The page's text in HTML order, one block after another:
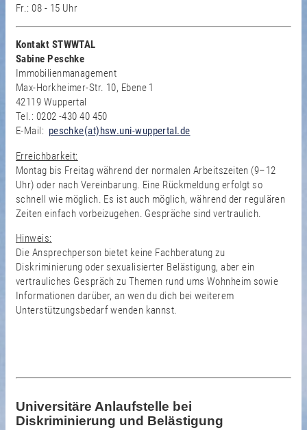
Fr.: 08 - 15 Uhr
Kontakt STWWTAL
Sabine Peschke
Immobilienmanagement
Max-Horkheimer-Str. 10, Ebene 1
42119 Wuppertal
Tel.: 0202 -430 40 450
E-Mail: peschke(at)hsw.uni-wuppertal.de
Erreichbarkeit:
Montag bis Freitag während der normalen Arbeitszeiten (9–12
Uhr) oder nach Vereinbarung. Eine Rückmeldung erfolgt so
schnell wie möglich. Es ist auch möglich, während der regulären
Zeiten einfach vorbeizugehen. Gespräche sind vertraulich.
Hinweis:
Die Ansprechperson bietet keine Fachberatung zu
Diskriminierung oder sexualisierter Belästigung, aber ein
vertrauliches Gespräch zu Themen rund ums Wohnheim sowie
Informationen darüber, an wen du dich bei weiterem
Unterstützungsbedarf wenden kannst.
Universitäre Anlaufstelle bei
Diskriminierung und Belästigung